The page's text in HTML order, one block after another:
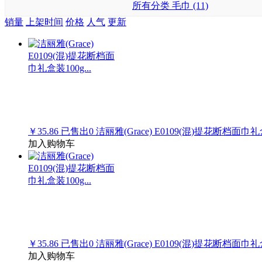
所有分类 毛巾 (11)
销量
上架时间 价格 人气 更新
￥35.86 已售出0 洁丽雅(Grace) E0109(混)提花断档面巾礼
加入购物车
￥35.86 已售出0 洁丽雅(Grace) E0109(混)提花断档面巾礼
加入购物车